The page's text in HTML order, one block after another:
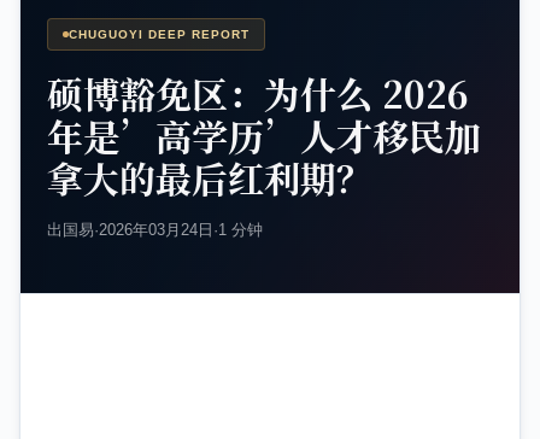
CHUGUOYI DEEP REPORT
硕博豁免区：为什么 2026
年是’高学历’人才移民加
拿大的最后红利期？
出国易·2026年03月24日 ·1 分钟